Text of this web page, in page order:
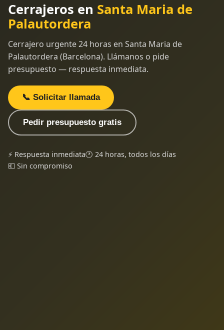
Cerrajeros en Santa Maria de
Palautordera
Cerrajero urgente 24 horas en Santa Maria de
Palautordera (Barcelona). Llámanos o pide
presupuesto — respuesta inmediata.
📞 Solicitar llamada
Pedir presupuesto gratis
⚡ Respuesta inmediata🕐 24 horas, todos los días
💶 Sin compromiso